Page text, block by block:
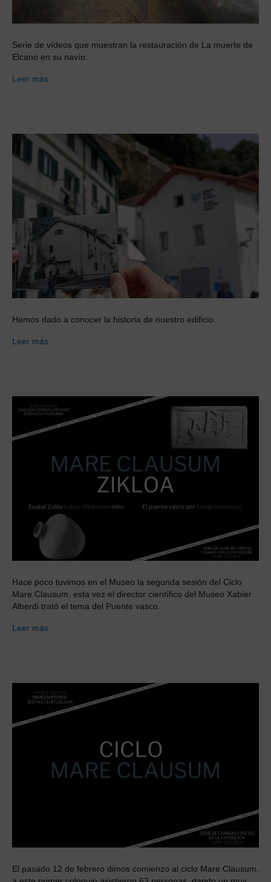
Serie de vídeos que muestran la restauración de La muerte de
Elcano en su navío.
Leer más
Hemos dado a conocer la historia de nuestro edificio.
Leer más
Hace poco tuvimos en el Museo la segunda sesión del Ciclo
Mare Clausum, esta vez el director científico del Museo Xabier
Alberdi trató el tema del Puente vasco.
Leer más
El pasado 12 de febrero dimos comienzo al ciclo Mare Clausum,